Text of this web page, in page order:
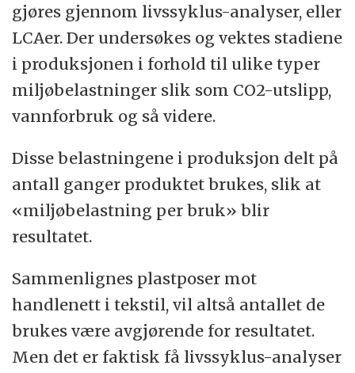
gjøres gjennom livssyklus-analyser, eller
LCAer. Der undersøkes og vektes stadiene
i produksjonen i forhold til ulike typer
miljøbelastninger slik som CO2-utslipp,
vannforbruk og så videre.
Disse belastningene i produksjon delt på
antall ganger produktet brukes, slik at
«miljøbelastning per bruk» blir
resultatet.
Sammenlignes plastposer mot
handlenett i tekstil, vil altså antallet de
brukes være avgjørende for resultatet.
Men det er faktisk få livssyklus-analyser